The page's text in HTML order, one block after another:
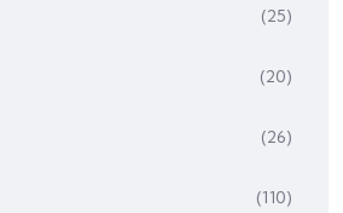
(25)
(20)
(26)
(110)